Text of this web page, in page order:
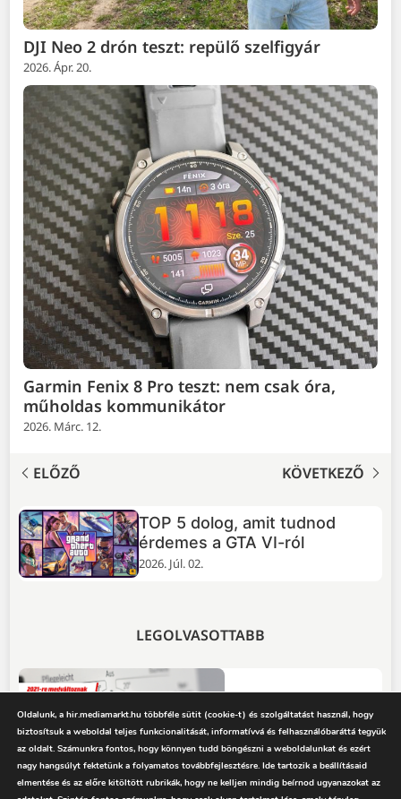
DJI Neo 2 drón teszt: repülő szelfigyár
2026. Ápr. 20.
Garmin Fenix 8 Pro teszt: nem csak óra,
műholdas kommunikátor
2026. Márc. 12.
ELŐZŐ KÖVETKEZŐ
TOP 5 dolog, amit tudnod
érdemes a GTA VI-ról
2026. Júl. 02.
LEGOLVASOTTABB
energiabesorolások,
energiacímkék 2021
2020. Júl. 31.
Oldalunk, a hir.mediamarkt.hu többféle sütit (cookie-t) és szolgáltatást használ, hogy
biztosítsuk a weboldal teljes funkcionalitását, informatívvá és felhasználóbaráttá tegyük
az oldalt. Számunkra fontos, hogy könnyen tudd böngészni a weboldalunkat és ezért
nagy hangsúlyt fektetünk a folyamatos továbbfejlesztésre. Ide tartozik a beállításaid
elmentése és az előre kitöltött rubrikák, hogy ne kelljen mindig beírnod ugyanazokat az